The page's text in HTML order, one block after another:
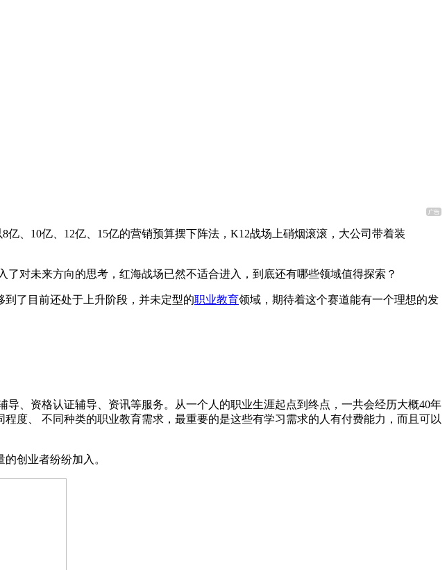
亿、10亿、12亿、15亿的营销预算摆下阵法，K12战场上硝烟滚滚，大公司带着装
对未来方向的思考，红海战场已然不适合进入，到底还有哪些领域值得探索？
了目前还处于上升阶段，并未定型的职业教育领域，期待着这个赛道能有一个理想的发
、资格认证辅导、资讯等服务。从一个人的职业生涯起点到终点，一共会经历大概40年
度、 不同种类的职业教育需求，最重要的是这些有学习需求的人有付费能力，而且可以
创业者纷纷加入。